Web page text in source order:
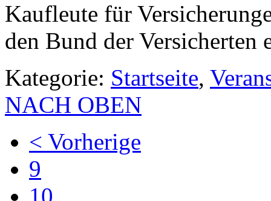
Kaufleute für
den Bund der
Kategorie: Startseite,
NACH OBEN
< Vorherige
9